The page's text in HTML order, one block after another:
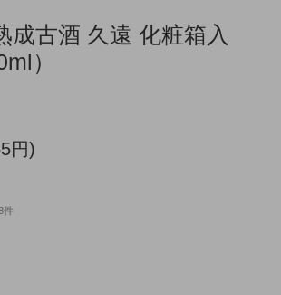
成古酒 久遠 化粧箱入
）
円)
件